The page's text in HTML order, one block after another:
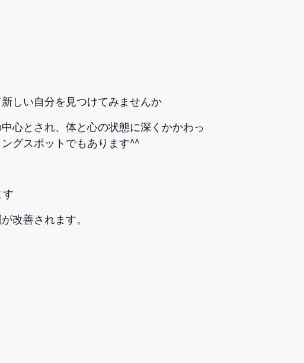
しい自分を見つけてみませんか
心とされ、体と心の状態に深くかかわっ
グスポットでもあります^^
改善されます。